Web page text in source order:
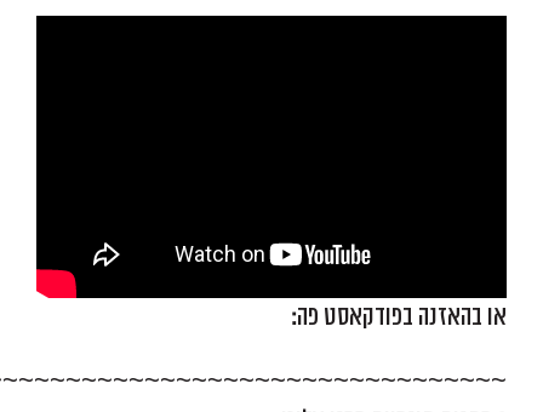
או בהאזנה בפודקאסט פה: